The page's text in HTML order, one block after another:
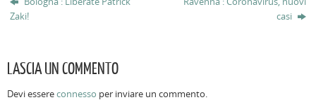
Zaki!
casi
LASCIA UN COMMENTO
Devi essereconnesso per inviare un commento.